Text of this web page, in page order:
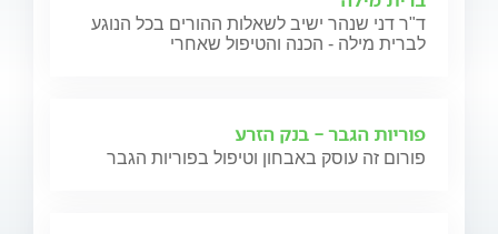
ד"ר דני שנהר ישיב לשאלות ההורים בכל הנוגע
לברית מילה - הכנה והטיפול שאחרי
פוריות הגבר - בנק הזרע
פורום זה עוסק באבחון וטיפול בפוריות הגבר